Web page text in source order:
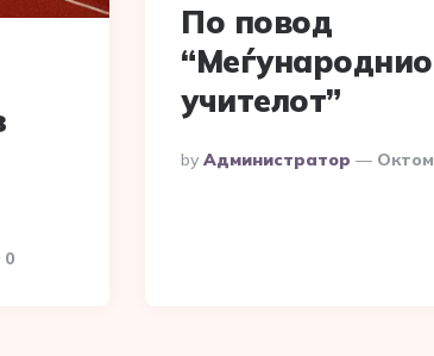
0
По повод
учителот”
Posted
By
By Администратор